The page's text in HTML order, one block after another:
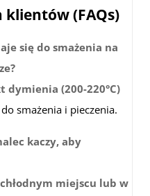
klientów (FAQs)
się do smażenia na
dymienia (200-220°C)
smażenia i pieczenia.
kaczy, aby
miejscu lub w